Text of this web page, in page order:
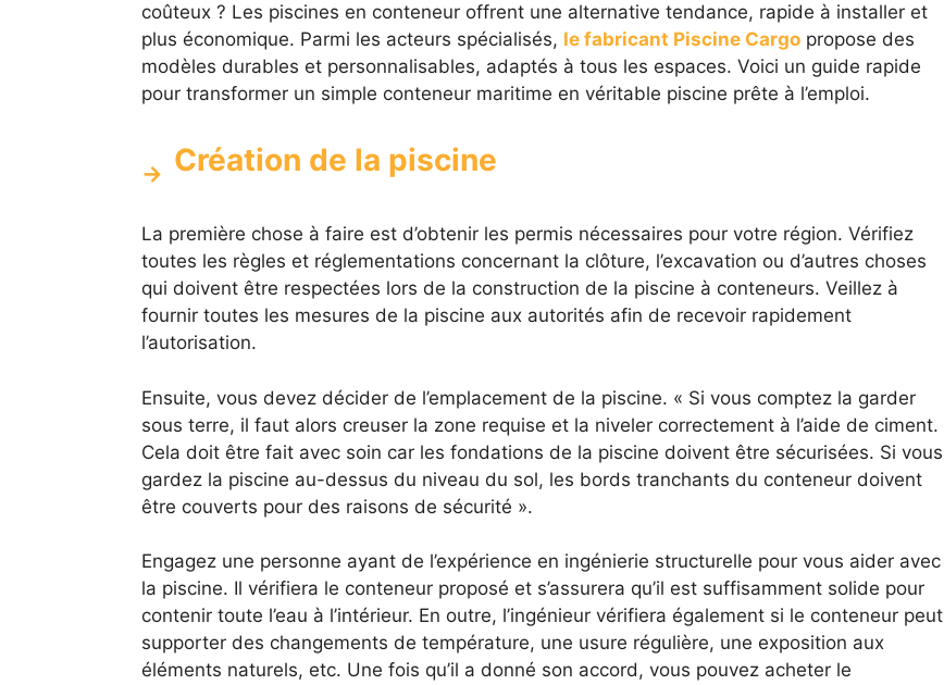
coûteux ? Les piscines en conteneur offrent une alternative tendance, rapide à installer et
plus économique. Parmi les acteurs spécialisés, le fabricant Piscine Cargopropose des
modèles durables et personnalisables, adaptés à tous les espaces. Voici un guide rapide
pour transformer un simple conteneur maritime en véritable piscine prête à l’emploi.
Création de la piscine
La première chose à faire est d’obtenir les permis nécessaires pour votre région. Vérifiez
toutes les règles et réglementations concernant la clôture, l’excavation ou d’autres choses
qui doivent être respectées lors de la construction de la piscine à conteneurs. Veillez à
fournir toutes les mesures de la piscine aux autorités afin de recevoir rapidement
l’autorisation.
Ensuite, vous devez décider de l’emplacement de la piscine. « Si vous comptez la garder
sous terre, il faut alors creuser la zone requise et la niveler correctement à l’aide de ciment.
Cela doit être fait avec soin car les fondations de la piscine doivent être sécurisées. Si vous
gardez la piscine au-dessus du niveau du sol, les bords tranchants du conteneur doivent
être couverts pour des raisons de sécurité ».
Engagez une personne ayant de l’expérience en ingénierie structurelle pour vous aider avec
la piscine. Il vérifiera le conteneur proposé et s’assurera qu’il est suffisamment solide pour
contenir toute l’eau à l’intérieur. En outre, l’ingénieur vérifiera également si le conteneur peut
supporter des changements de température, une usure régulière, une exposition aux
éléments naturels, etc. Une fois qu’il a donné son accord, vous pouvez acheter le